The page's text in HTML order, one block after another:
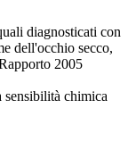
diagnosticati con
dell'occhio secco,
2005
sensibilità chimica